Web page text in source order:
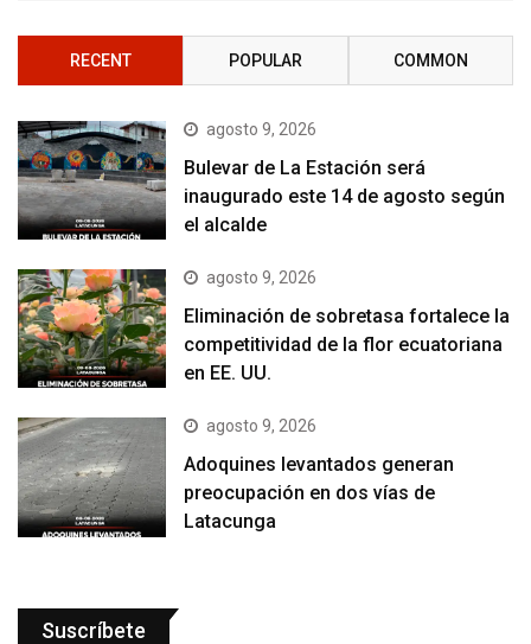
RECENT POPULAR COMMON
agosto 9, 2026
Bulevar de La Estación será
inaugurado este 14 de agosto según
el alcalde
agosto 9, 2026
Eliminación de sobretasa fortalece la
competitividad de la flor ecuatoriana
en EE. UU.
agosto 9, 2026
Adoquines levantados generan
preocupación en dos vías de
Latacunga
Suscríbete